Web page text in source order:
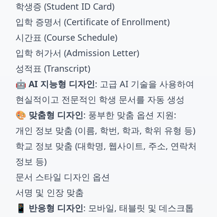
학생증 (Student ID Card)
입학 증명서 (Certificate of Enrollment)
시간표 (Course Schedule)
입학 허가서 (Admission Letter)
성적표 (Transcript)
🤖 AI 지능형 디자인: 고급 AI 기술을 사용하여
현실적이고 전문적인 학생 문서를 자동 생성
🎨 맞춤형 디자인: 풍부한 맞춤 옵션 지원:
개인 정보 맞춤 (이름, 학번, 학과, 학위 유형 등)
학교 정보 맞춤 (대학명, 웹사이트, 주소, 연락처
정보 등)
문서 스타일 디자인 옵션
서명 및 인장 맞춤
📱 반응형 디자인: 모바일, 태블릿 및 데스크톱